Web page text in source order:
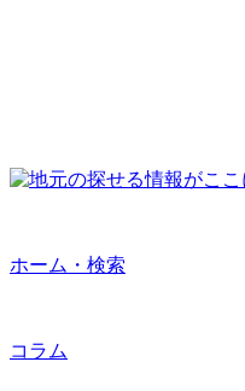
ホーム・検索
コラム